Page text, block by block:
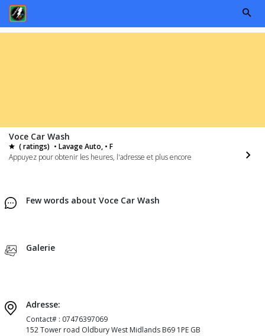
Voce Car Wash
( ratings) • Lavage Auto, • F
Appuyez pour obtenir les heures, l'adresse et plus encore
Few words about Voce Car Wash
Galerie
Adresse:
Contact# : 07476397069
152 Tower road Oldbury West Midlands B69 1PE GB